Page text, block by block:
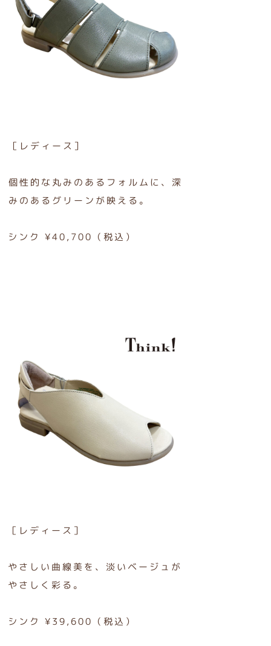
［レディース］
個性的な丸みのあるフォルムに、深
みのあるグリーンが映える。
シンク ¥40,700（税込）
［レディース］
やさしい曲線美を、淡いベージュが
やさしく彩る。
シンク ¥39,600（税込）